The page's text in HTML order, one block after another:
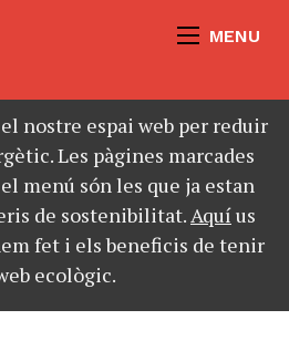
MENU
nostre espai web per reduir
Les pàgines marcades
menú són les que ja estan
de sostenibilitat.Aquíus
fet i els beneficis de tenir
ecològic.